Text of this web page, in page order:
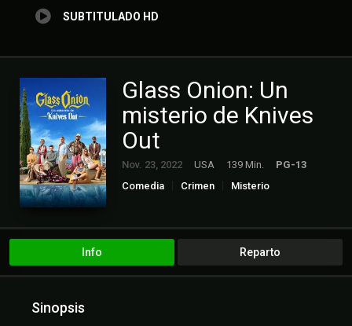
SUBTITULADO HD
Glass Onion: Un
misterio de Knives
Out
Nov. 23, 2022 USA 139 Min.
PG-13
Comedia
Crimen Misterio
Info Reparto
Sinopsis